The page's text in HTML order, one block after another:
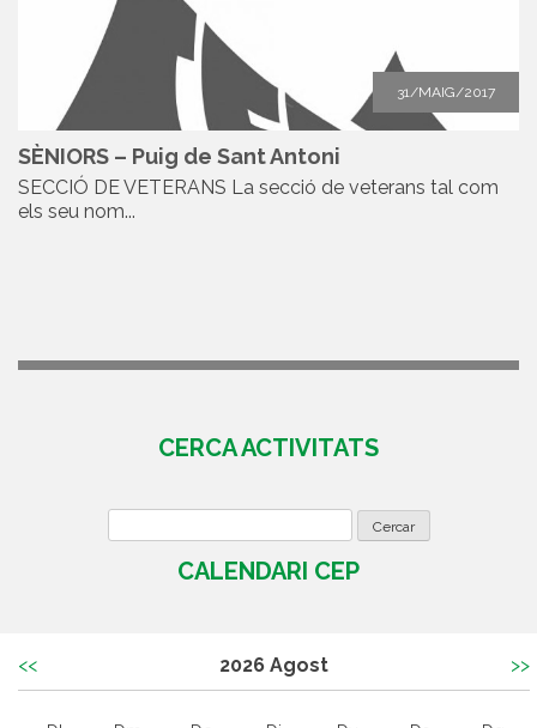
31/MAIG/2017
SÈNIORS – Puig de Sant Antoni
SECCIÓ DE VETERANS La secció de veterans tal com
els seu nom...
CERCA ACTIVITATS
CALENDARI CEP
<< 2026 Agost >>